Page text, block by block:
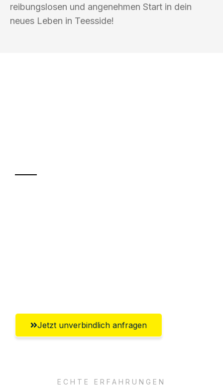
reibungslosen und angenehmen Start in dein
neues Leben in Teesside!
Jetzt unverbindlich anfragen
ECHTE ERFAHRUNGEN